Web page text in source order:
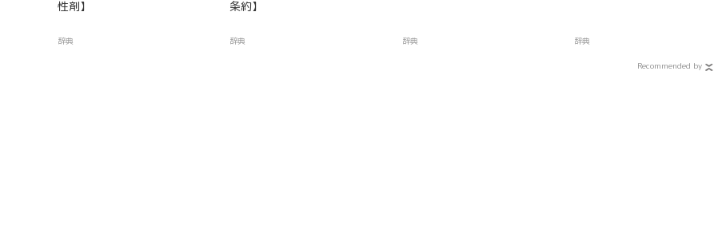
性剤】
辞典
条約】
辞典 辞典 辞典
Recommended by